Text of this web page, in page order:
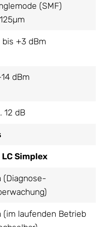
(SMF)
bis +3 dBm
dBm
12 dB
LC Simplex
(Diagnose-
(im laufenden Betrieb